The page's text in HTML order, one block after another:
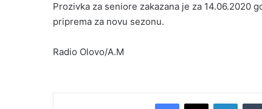
Prozivka za seniore zakazana je za 14.06.2020
priprema za novu sezonu.
Radio Olovo/A.M
Facebook
X